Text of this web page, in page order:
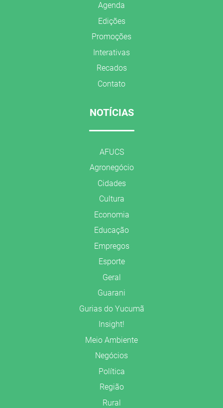
Agenda
Edições
Promoções
Interativas
Recados
Contato
NOTÍCIAS
AFUCS
Agronegócio
Cidades
Cultura
Economia
Educação
Empregos
Esporte
Geral
Guarani
Gurias do Yucumã
Insight!
Meio Ambiente
Negócios
Política
Região
Rural